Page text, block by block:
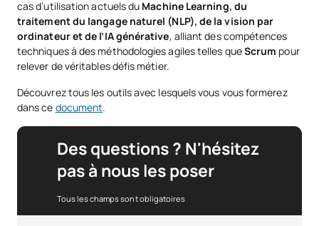
cas d’utilisation actuels du Machine Learning, du
traitement du langage naturel (NLP), de la vision par
ordinateur et de l’IA générative, alliant des compétences
techniques à des méthodologies agiles telles queScrum pour
relever de véritables défis métier.
Découvrez tous les outils avec lesquels vous vous formerez
dans ce document.
Des questions ? N'hésitez
pas à nous les poser
Tous les champs sont obligatoires